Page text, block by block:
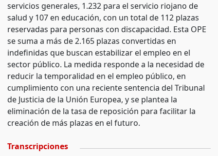
servicios generales, 1.232 para el servicio riojano de
salud y 107 en educación, con un total de 112 plazas
reservadas para personas con discapacidad. Esta OPE
se suma a más de 2.165 plazas convertidas en
indefinidas que buscan estabilizar el empleo en el
sector público. La medida responde a la necesidad de
reducir la temporalidad en el empleo público, en
cumplimiento con una reciente sentencia del Tribunal
de Justicia de la Unión Europea, y se plantea la
eliminación de la tasa de reposición para facilitar la
creación de más plazas en el futuro.
Transcripciones